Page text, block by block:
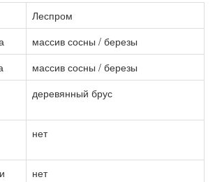
Леспром
массив сосны / березы
массив сосны / березы
деревянный брус
нет
нет